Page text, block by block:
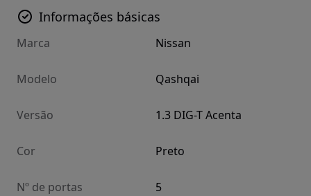
Informações básicas
Marca Nissan
Modelo Qashqai
Versão 1.3 DIG-T Acenta
Cor Preto
Nº de portas 5